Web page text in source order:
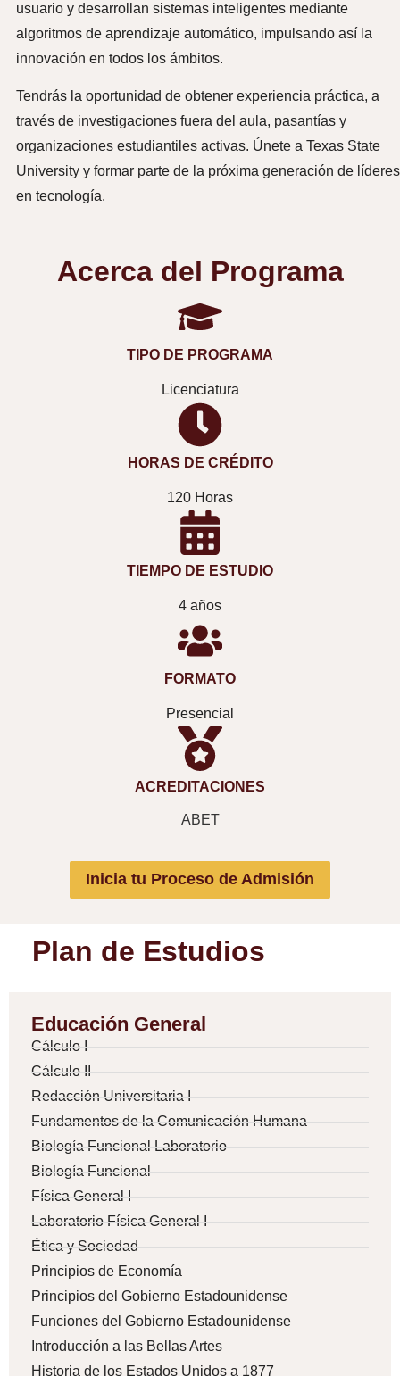
usuario y desarrollan sistemas inteligentes mediante
algoritmos de aprendizaje automático, impulsando así la
innovación en todos los ámbitos.
Tendrás la oportunidad de obtener experiencia práctica, a
través de investigaciones fuera del aula, pasantías y
organizaciones estudiantiles activas. Únete a Texas State
University y formar parte de la próxima generación de líderes
en tecnología.
Acerca del Programa
TIPO DE PROGRAMA
Licenciatura
HORAS DE CRÉDITO
120 Horas
TIEMPO DE ESTUDIO
4 años
FORMATO
Presencial
ACREDITACIONES
ABET
Inicia tu Proceso de Admisión
Plan de Estudios
Educación General
Cálculo I
Cálculo II
Redacción Universitaria I
Fundamentos de la Comunicación Humana
Biología Funcional Laboratorio
Biología Funcional
Física General I
Laboratorio Física General I
Ética y Sociedad
Principios de Economía
Principios del Gobierno Estadounidense
Funciones del Gobierno Estadounidense
Introducción a las Bellas Artes
Historia de los Estados Unidos a 1877